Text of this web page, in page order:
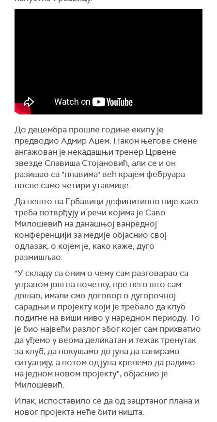
До децембра прошле године екипу је
предводио Адмир Аџем. Након његове смене
ангажован је некадашњи тренер Црвене
звезде Славиша Стојановић, али се и он
разишао са "плавима" већ крајем фебруара
после само четири утакмице.
Да нешто на Грбавици дефинитивно није како
треба потврђују и речи којима је Саво
Милошевић на данашњој ванредној
конференцији за медије објаснио свој
одлазак, о којем је, како каже, дуго
размишљао.
"У складу са оним о чему сам разговарао са
управом још на почетку, пре него што сам
дошао, имали смо договор о дугорочној
сарадњи и пројекту који је требало да клуб
подигне на виши ниво у наредном периоду. То
је био највећи разлог због којег сам прихватио
да уђемо у веома деликатан и тежак тренутак
за клуб, да покушамо до јуна да санирамо
ситуацију, а потом од јуна кренемо да радимо
на једном новом пројекту", објаснио је
Милошевић.
Ипак, испоставило се да од зацртаног плана и
новог пројекта неће бити ништа.